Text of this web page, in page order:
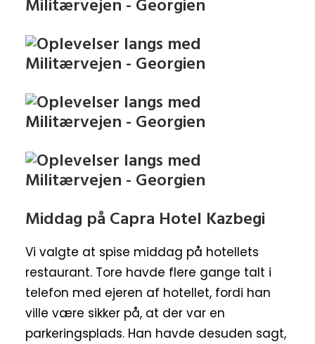
Middag på Capra Hotel Kazbegi
Vi valgte at spise middag på hotellets
restaurant. Tore havde flere gange talt i
telefon med ejeren af hotellet, fordi han
ville være sikker på, at der var en
parkeringsplads. Han havde desuden sagt,